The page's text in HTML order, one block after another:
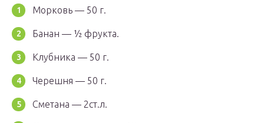
Морковь — 50 г.
Банан — ½ фрукта.
Клубника — 50 г.
Черешня — 50 г.
Сметана — 2ст.л.